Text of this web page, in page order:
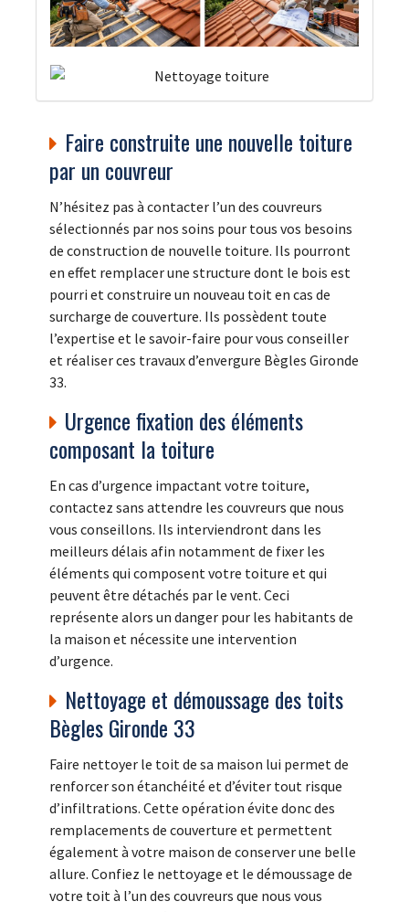
Faire construite une nouvelle toiture
par un couvreur
N’hésitez pas à contacter l’un des couvreurs
sélectionnés par nos soins pour tous vos besoins
de construction de nouvelle toiture. Ils pourront
en effet remplacer une structure dont le bois est
pourri et construire un nouveau toit en cas de
surcharge de couverture. Ils possèdent toute
l’expertise et le savoir-faire pour vous conseiller
et réaliser ces travaux d’envergure Bègles Gironde
33.
Urgence fixation des éléments
composant la toiture
En cas d’urgence impactant votre toiture,
contactez sans attendre les couvreurs que nous
vous conseillons. Ils interviendront dans les
meilleurs délais afin notamment de fixer les
éléments qui composent votre toiture et qui
peuvent être détachés par le vent. Ceci
représente alors un danger pour les habitants de
la maison et nécessite une intervention
d’urgence.
Nettoyage et démoussage des toits
Bègles Gironde 33
Faire nettoyer le toit de sa maison lui permet de
renforcer son étanchéité et d’éviter tout risque
d’infiltrations. Cette opération évite donc des
remplacements de couverture et permettent
également à votre maison de conserver une belle
allure. Confiez le nettoyage et le démoussage de
votre toit à l’un des couvreurs que nous vous